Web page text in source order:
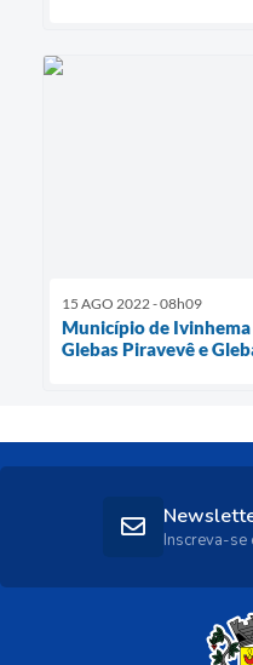
15 AGO 2022 - 08h09
Município de
Glebas Piravevê e
Inscreva-se